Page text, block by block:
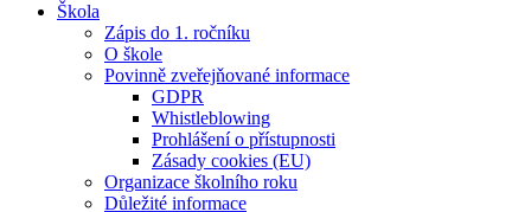
Škola
Zápis do 1. ročníku
O škole
Povinně zveřejňované informace
GDPR
Whistleblowing
Prohlášení o přístupnosti
Zásady cookies (EU)
Organizace školního roku
Důležité informace